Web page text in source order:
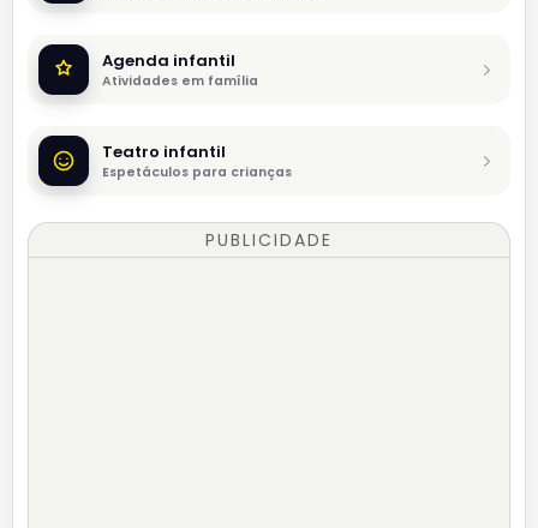
Agenda infantil
Atividades em família
Teatro infantil
Espetáculos para crianças
PUBLICIDADE